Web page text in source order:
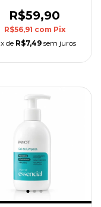
Cheeks
R$59,90
R$56,91 com Pix
x de R$7,49 sem juros